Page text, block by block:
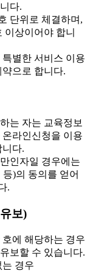
다.
단위로 체결하며,
이상이어야 합니
별한 서비스 이용
으로 합니다.
는 자는 교육정보
라인신청을 이용
다.
인자일 경우에는
)의 동의를 얻어
.
보)
에 해당하는 경우
보할 수 있습니다.
는 경우